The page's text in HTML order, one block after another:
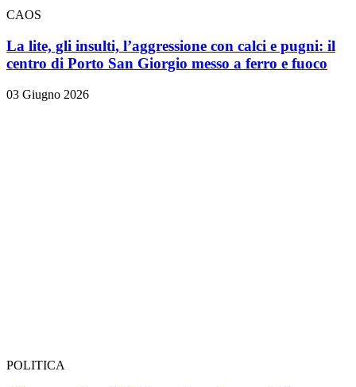
CAOS
La lite, gli insulti, l’aggressione con calci e pugni: il
centro di Porto San Giorgio messo a ferro e fuoco
03 Giugno 2026
POLITICA